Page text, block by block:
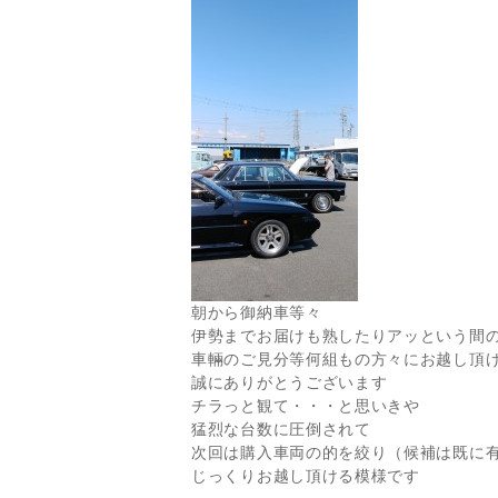
朝から御納車等々
伊勢までお届けも熟したりアッという間
車輛のご見分等何組もの方々にお越し頂
誠にありがとうございます
チラっと観て・・・と思いきや
猛烈な台数に圧倒されて
次回は購入車両の的を絞り（候補は既に
じっくりお越し頂ける模様です